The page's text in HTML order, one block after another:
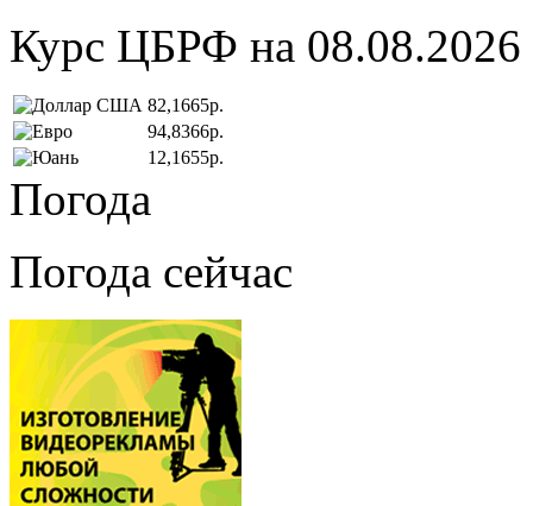
Курс ЦБРФ на 08.08.2026
82,1665р.
94,8366р.
12,1655р.
Погода
Погода сейчас